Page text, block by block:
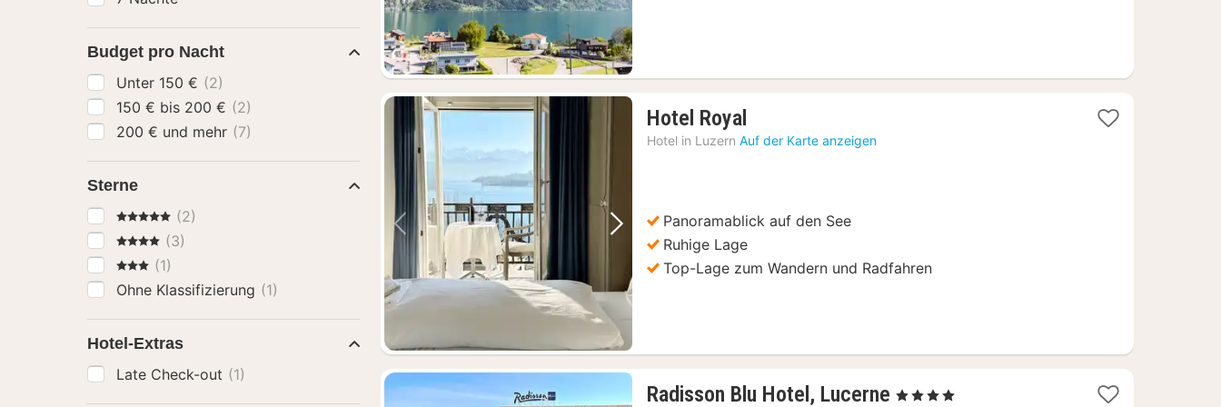
Vorheriges Bild Nächstes Bild
Hotel Royal
Nacht
Hotel in Luzern Auf der Karte anzeigen
Panoramablick auf den See
Ruhige Lage
Top-Lage zum Wandern und Radfahren
Radisson Blu Hotel, Lucerne 1
, 4 Sterne
Budget pro Nacht
Unter 150 € (2)
150 € bis 200 € (2)
200 € und mehr (7)
Sterne
5 Sterne (2)
4 Sterne(3)
3 Sterne
(1)
Ohne Klassifizierung (1)
Hotel-Extras
Late Check-out (1)